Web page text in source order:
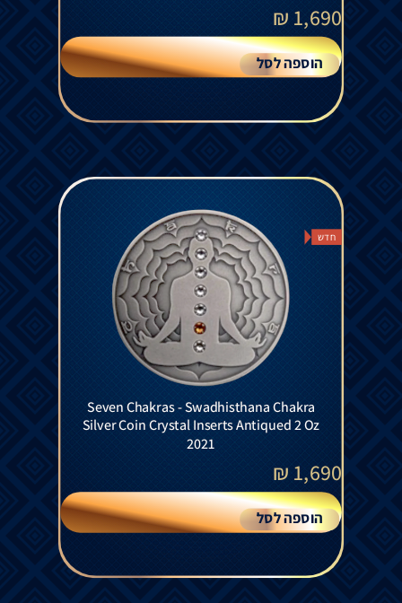
1,690
₪
הוספה לסל
חדש
Seven Chakras - Swadhisthana Chakra
Silver Coin Crystal Inserts Antiqued 2 Oz
2021
1,690
₪
הוספה לסל